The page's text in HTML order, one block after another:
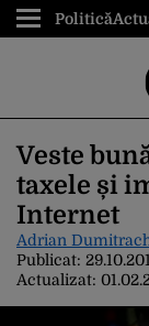
Politică
Veste
taxele și
Internet
Adrian
Publicat:
Actualizat: